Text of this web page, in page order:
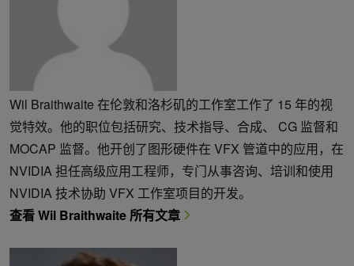
Wil Braithwaite 在伦敦和洛杉矶的工作室工作了 15 年的视
觉特效。他的职位包括研究、技术指导、合成、 CG 监督和
MOCAP 监督。他开创了图形硬件在 VFX 管道中的应用，在
NVIDIA 担任高级应用工程师，专门从事咨询、培训和使用
NVIDIA 技术协助 VFX 工作室项目的开发。
查看 Wil Braithwaite 所有文章